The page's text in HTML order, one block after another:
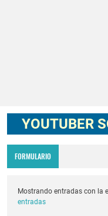
YOUTUBER
FORMULARIO
Mostrando entradas con la
entradas